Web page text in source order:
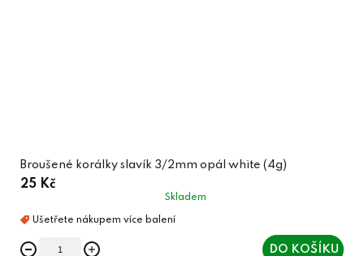
Broušené korálky slavík 3/2mm opál white (4g)
25 Kč
Skladem
DO KOŠÍKU